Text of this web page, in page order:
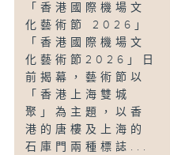
「香港國際機場文
化藝術節 2026」
「香港國際機場文
化藝術節2026」日
前揭幕，藝術節以
「香港上海雙城
聚」為主題，以香
港的唐樓及上海的
石庫門兩種標誌...